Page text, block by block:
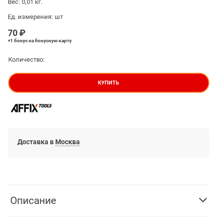
Вес: 0,01 кг.
Ед. измерения: шт
70 ₽
+1 бонусна бонусную карту
Количество:
КУПИТЬ
Доставка в Москва
Описание